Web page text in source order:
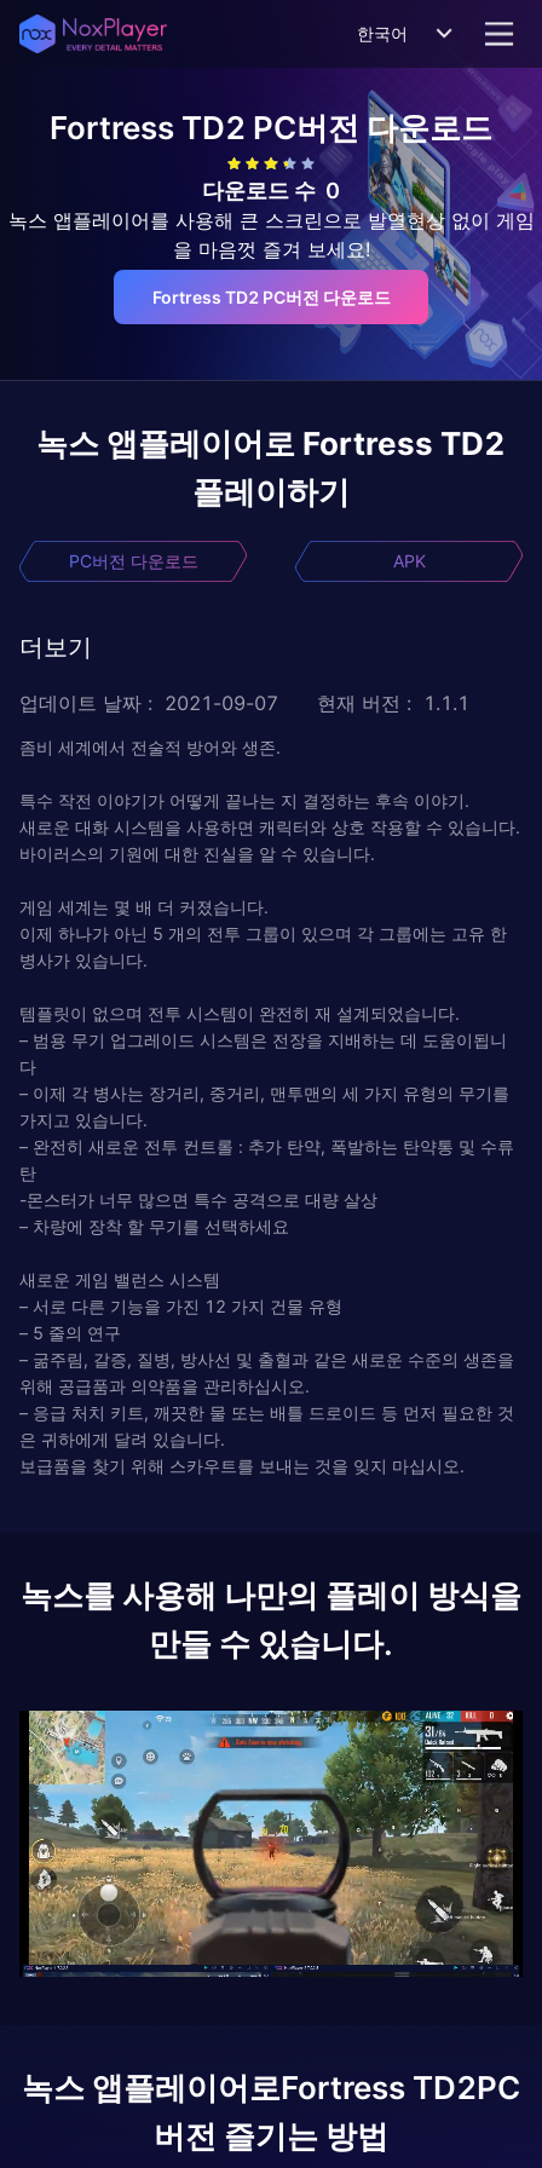
한국어
Fortress TD2 PC버전 다운로드
다운로드 수 0
녹스 앱플레이어를 사용해 큰 스크린으로 발열현상 없이 게임
을 마음껏 즐겨 보세요!
Fortress TD2 PC버전 다운로드
녹스 앱플레이어로 Fortress TD2
플레이하기
PC버전 다운로드 APK
더보기
업데이트 날짜 : 2021-09-07 현재 버전 : 1.1.1
좀비 세계에서 전술적 방어와 생존.
특수 작전 이야기가 어떻게 끝나는 지 결정하는 후속 이야기.
새로운 대화 시스템을 사용하면 캐릭터와 상호 작용할 수 있습니다.
바이러스의 기원에 대한 진실을 알 수 있습니다.
게임 세계는 몇 배 더 커졌습니다.
이제 하나가 아닌 5 개의 전투 그룹이 있으며 각 그룹에는 고유 한
병사가 있습니다.
템플릿이 없으며 전투 시스템이 완전히 재 설계되었습니다.
– 범용 무기 업그레이드 시스템은 전장을 지배하는 데 도움이됩니
다
– 이제 각 병사는 장거리, 중거리, 맨투맨의 세 가지 유형의 무기를
가지고 있습니다.
– 완전히 새로운 전투 컨트롤 : 추가 탄약, 폭발하는 탄약통 및 수류
탄
-몬스터가 너무 많으면 특수 공격으로 대량 살상
– 차량에 장착 할 무기를 선택하세요
새로운 게임 밸런스 시스템
– 서로 다른 기능을 가진 12 가지 건물 유형
– 5 줄의 연구
– 굶주림, 갈증, 질병, 방사선 및 출혈과 같은 새로운 수준의 생존을
위해 공급품과 의약품을 관리하십시오.
– 응급 처치 키트, 깨끗한 물 또는 배틀 드로이드 등 먼저 필요한 것
은 귀하에게 달려 있습니다.
보급품을 찾기 위해 스카우트를 보내는 것을 잊지 마십시오.
녹스를 사용해 나만의 플레이 방식을
만들 수 있습니다.
녹스 앱플레이어로Fortress TD2PC
버전 즐기는 방법